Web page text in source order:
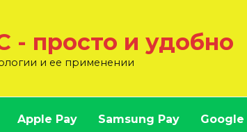
- просто и удобно
и ее применении
Apple Pay Samsung Pay Google